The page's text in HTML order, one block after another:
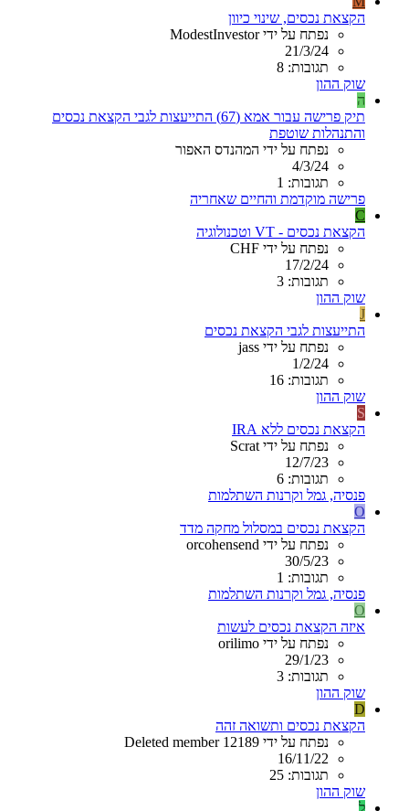
הקצאת נכסים, שינוי כיוון
נפתח על ידי ModestInvestor
21/3/24
תגובות: 8
שוק ההון
ה
תיק פרישה עבור אמא (67) התייעצות לגבי הקצאת נכסים
והתנהלות שוטפת
נפתח על ידי המהנדס האפור
4/3/24
תגובות: 1
פרישה מוקדמת והחיים שאחריה
C
הקצאת נכסים - VT וטכנולוגיה
נפתח על ידי CHF
17/2/24
תגובות: 3
שוק ההון
J
התייעצות לגבי הקצאת נכסים
נפתח על ידי jass
1/2/24
תגובות: 16
שוק ההון
S
הקצאת נכסים ללא IRA
נפתח על ידי Scrat
12/7/23
תגובות: 6
פנסיה, גמל וקרנות השתלמות
O
הקצאת נכסים במסלול מחקה מדד
נפתח על ידי orcohensend
30/5/23
תגובות: 1
פנסיה, גמל וקרנות השתלמות
O
איזה הקצאת נכסים לעשות
נפתח על ידי orilimo
29/1/23
תגובות: 3
שוק ההון
D
הקצאת נכסים ותשואה זהה
נפתח על ידי Deleted member 12189
16/11/22
תגובות: 25
שוק ההון